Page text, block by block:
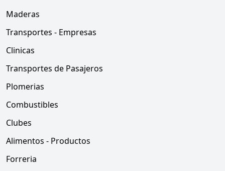
Maderas
Transportes - Empresas
Clinicas
Transportes de Pasajeros
Plomerias
Combustibles
Clubes
Alimentos - Productos
Forreria